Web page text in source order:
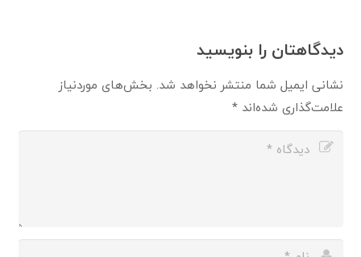
دیدگاهتان را بنویسید
نشانی ایمیل شما منتشر نخواهد شد. بخش‌های موردنیاز
علامت‌گذاری شده‌اند*